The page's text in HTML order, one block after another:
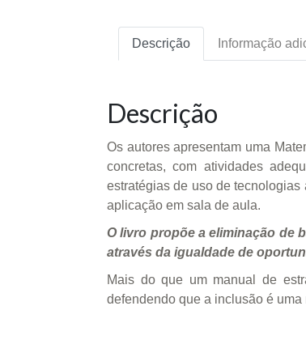
Descrição Informação
Descrição
Os autores apresentam uma
concretas, com atividades
estratégias de uso de
aplicação em sala de aula.
O livro propõe a eliminação de
através da igualdade de
Mais do que um manual de
defendendo que a inclusão é